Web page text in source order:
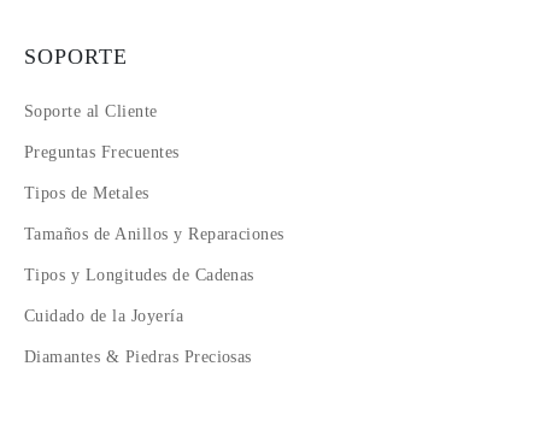
SOPORTE
Soporte al Cliente
Preguntas Frecuentes
Tipos de Metales
Tamaños de Anillos y Reparaciones
Tipos y Longitudes de Cadenas
Cuidado de la Joyería
Diamantes & Piedras Preciosas